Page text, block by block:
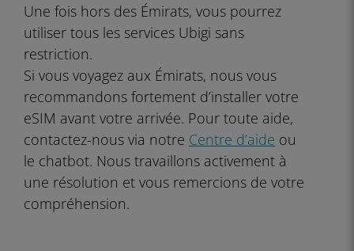
Une fois hors des Émirats, vous pourrez
utiliser tous les services Ubigi sans
restriction.
Si vous voyagez aux Émirats, nous vous
recommandons fortement d’installer votre
eSIM avant votre arrivée. Pour toute aide,
contactez-nous via notre Centre d’aide ou
le chatbot. Nous travaillons activement à
une résolution et vous remercions de votre
compréhension.